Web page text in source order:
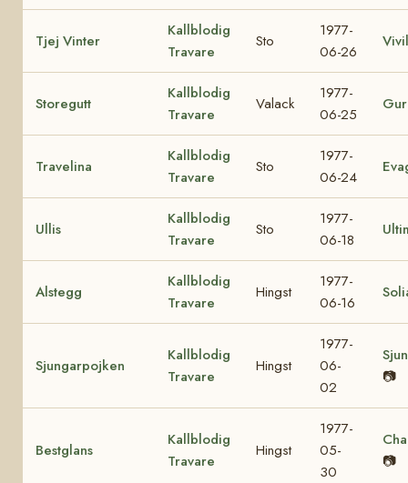
Tjej Vinter
Kallblodig
Travare
Sto
1977-
06-26
Storegutt
Kallblodig
Travare
Valack
1977-
06-25
Travelina
Kallblodig
Travare
Sto
1977-
06-24
Ullis
Kallblodig
Travare
Sto
1977-
06-18
Alstegg
Kallblodig
Travare
Hingst
1977-
06-16
Sjungarpojken
Kallblodig
Travare
Hingst
1977-
06-
02
📷
Bestglans
Kallblodig
Travare
Hingst
1977-
05-
30
📷